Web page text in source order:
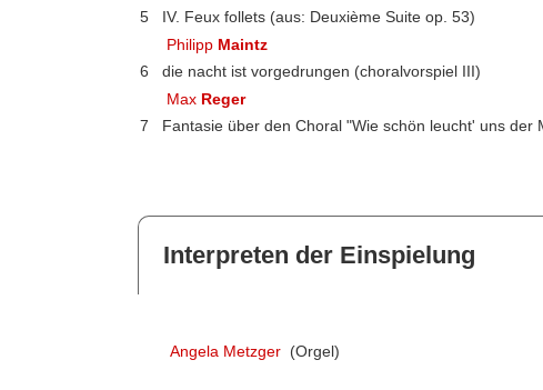
5
IV. Feux follets (aus: Deuxième Suite op. 53)
Philipp Maintz
6
die nacht ist vorgedrungen (choralvorspiel III)
Max Reger
7
Fantasie über den Choral "Wie schön leucht' uns der
Interpreten der Einspielung
Angela Metzger (Orgel)